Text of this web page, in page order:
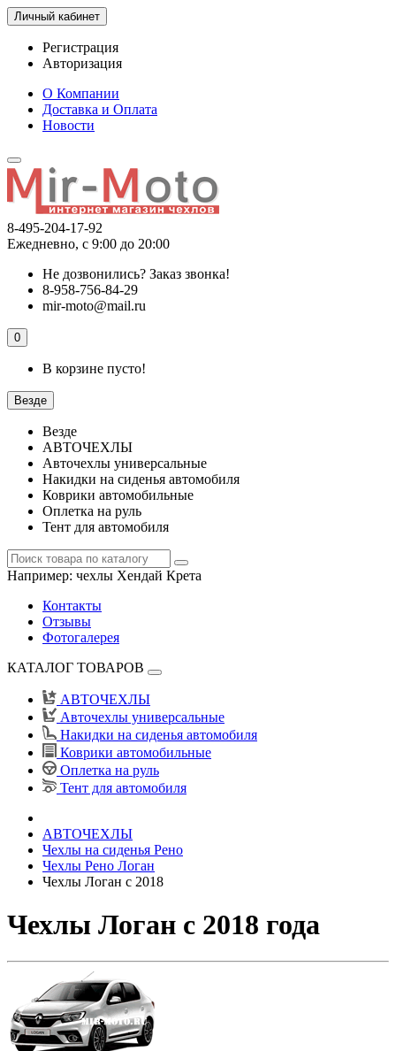
Личный кабинет
Регистрация
Авторизация
О Компании
Доставка и Оплата
Новости
8-495-204-17-92
Ежедневно, с 9:00 до 20:00
Не дозвонились? Заказ звонка!
8-958-756-84-29
mir-moto@mail.ru
0
В корзине пусто!
Везде
Везде
АВТОЧЕХЛЫ
Авточехлы универсальные
Накидки на сиденья автомобиля
Коврики автомобильные
Оплетка на руль
Тент для автомобиля
Например: чехлы Хендай Крета
Контакты
Отзывы
Фотогалерея
КАТАЛОГ ТОВАРОВ
АВТОЧЕХЛЫ
Авточехлы универсальные
Накидки на сиденья автомобиля
Коврики автомобильные
Оплетка на руль
Тент для автомобиля
АВТОЧЕХЛЫ
Чехлы на сиденья Рено
Чехлы Рено Логан
Чехлы Логан с 2018
Чехлы Логан с 2018 года